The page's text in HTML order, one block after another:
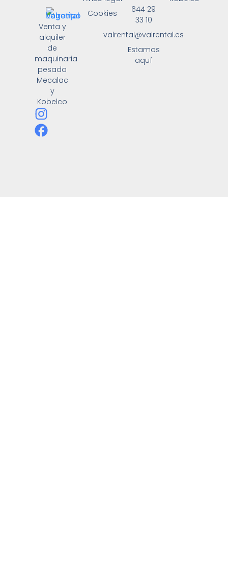
Venta y
alquiler
de
maquinaria
pesada
Mecalac
y
Kobelco
644 29
33 10
valrental@valrental.es
Estamos
aquí
Cookies